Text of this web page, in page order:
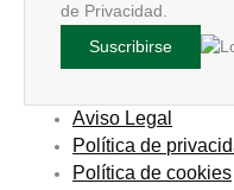
de Privacidad.
Aviso Legal
Política de
Política de cookies